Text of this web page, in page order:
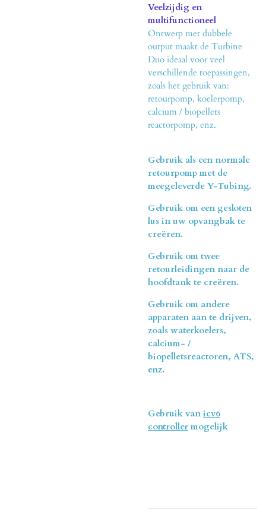
Veelzijdig en
multifunctioneel
Ontwerp met dubbele
output maakt de Turbine
Duo ideaal voor veel
verschillende toepassingen,
zoals het gebruik van:
retourpomp, koelerpomp,
calcium / biopellets
reactorpomp, enz.
Gebruik als een normale
retourpomp met de
meegeleverde Y-Tubing.
Gebruik om een ​​gesloten
lus in uw opvangbak te
creëren.
Gebruik om twee
retourleidingen naar de
hoofdtank te creëren.
Gebruik om andere
apparaten aan te drijven,
zoals waterkoelers,
calcium- /
biopelletsreactoren, ATS,
enz.
Gebruik van icv6
controller mogelijk